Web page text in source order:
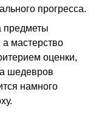
прогресса.
предметы
а мастерство
оценки,
шедевров
намного